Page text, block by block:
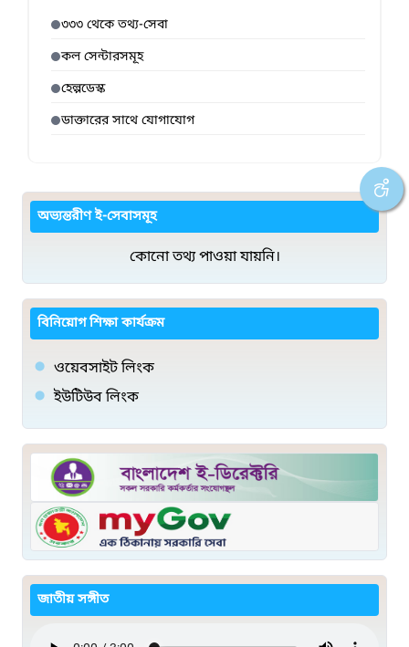
৩৩৩ থেকে তথ্য-সেবা
কল সেন্টারসমূহ
হেল্পডেস্ক
ডাক্তারের সাথে যোগাযোগ
অভ্যন্তরীণ ই-সেবাসমূহ
কোনো তথ্য পাওয়া যায়নি।
বিনিয়োগ শিক্ষা কার্যক্রম
ওয়েবসাইট লিংক
ইউটিউব লিংক
জাতীয় সঙ্গীত